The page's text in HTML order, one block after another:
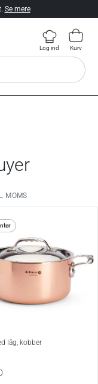
Se mere
Log ind Kurv
MOMS
låg, kobber